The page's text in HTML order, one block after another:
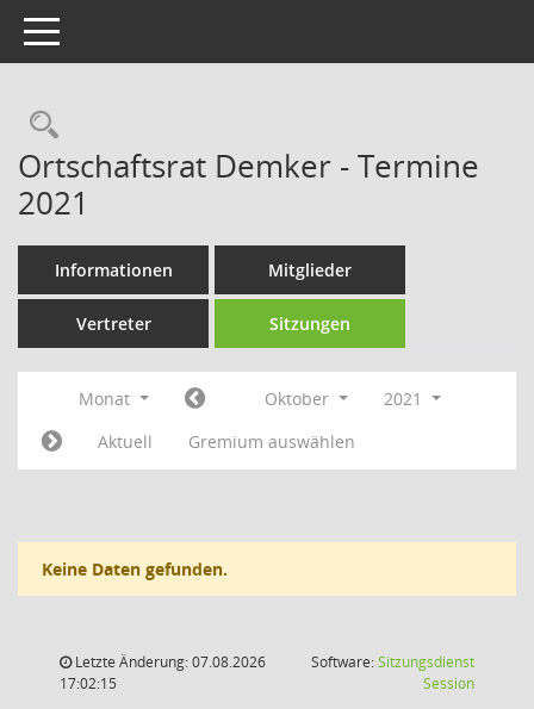
Toggle navigation
Rechercheauswahl
Ortschaftsrat Demker - Termine
2021
Informationen Mitglieder
Vertreter Sitzungen
Monat Oktober
2021
Aktuell
Gremium auswählen
Keine Daten gefunden.
Letzte Änderung: 07.08.2026
17:02:15
Software:Sitzungsdienst
Session(Wird in